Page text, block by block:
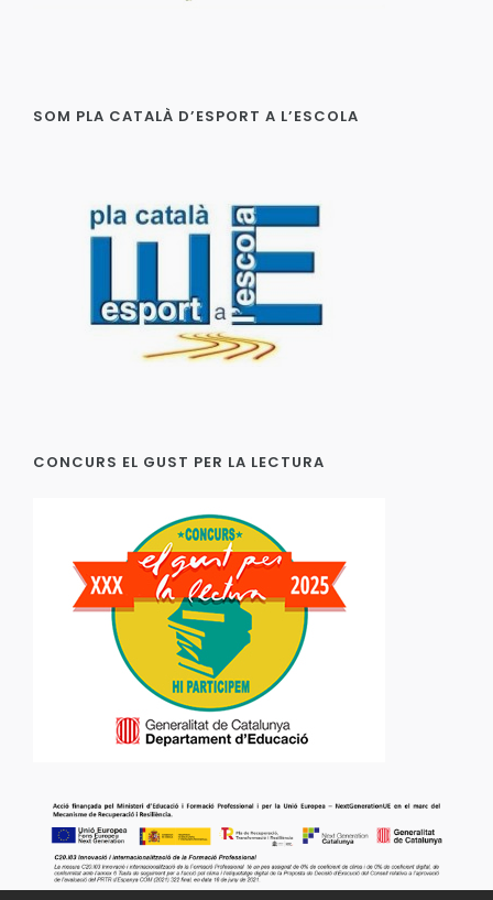
SOM PLA CATALÀ D’ESPORT A L’ESCOLA
CONCURS EL GUST PER LA LECTURA